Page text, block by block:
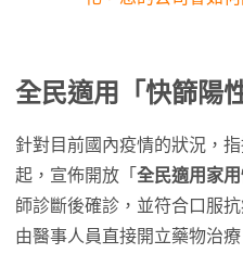
全民適用「快篩陽
針對目前國內疫情的狀況，
起，宣佈開放「 全民適用家
師診斷後確診，並符合口服
由醫事人員直接開立藥物治療